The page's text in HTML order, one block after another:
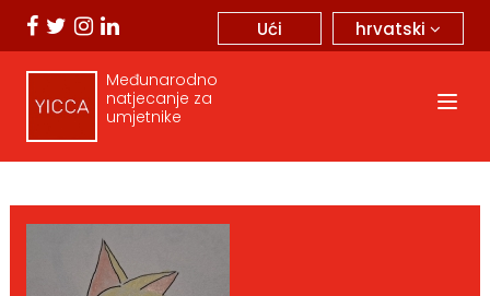
hrvatski
Ući
Međunarodno
natjecanje za
umjetnike